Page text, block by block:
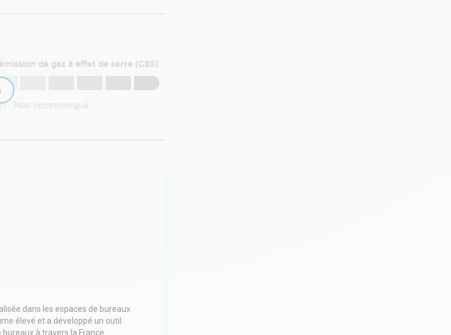
de gaz à effet de serre (GES)
:
dans les espaces de bureaux
élevé et a développé un outil
à travers la France.